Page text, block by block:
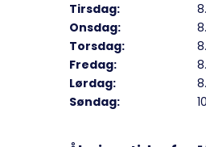
Tirsdag:
Onsdag:
Torsdag:
Fredag:
Lørdag:
Søndag: